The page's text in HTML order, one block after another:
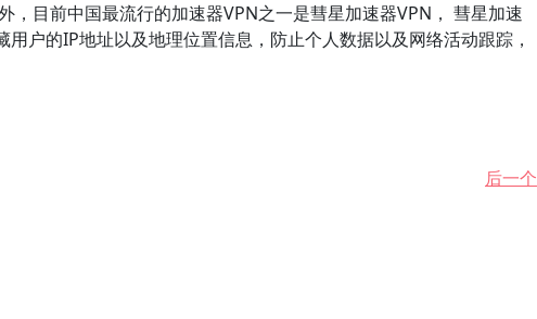
，目前中国最流行的加速器VPN之一是彗星加速器VPN， 彗星加速
户的IP地址以及地理位置信息，防止个人数据以及网络活动跟踪，
后一个